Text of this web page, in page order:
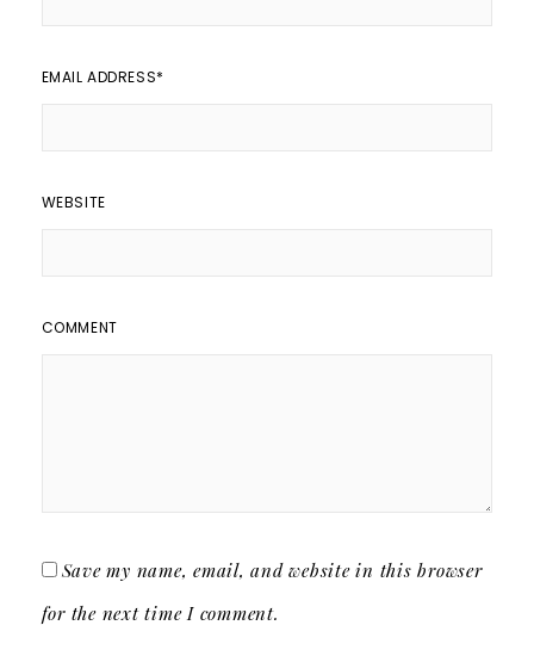
EMAIL ADDRESS*
WEBSITE
COMMENT
Save my name, email, and website in this browser
for the next time I comment.